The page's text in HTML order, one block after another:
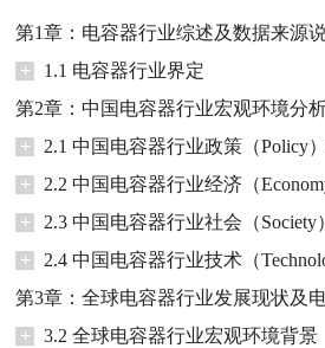
第1章：电容器行业综述及数据来源
+
1.1 电容器行业界定
第2章：中国电容器行业宏观环境分析
+
2.1 中国电容器行业政策（Policy
+
2.2 中国电容器行业经济（
+
2.3 中国电容器行业社会（Society
+
2.4 中国电容器行业技术（
第3章：全球电容器行业发展现状及
+
3.2 全球电容器行业宏观环境背景